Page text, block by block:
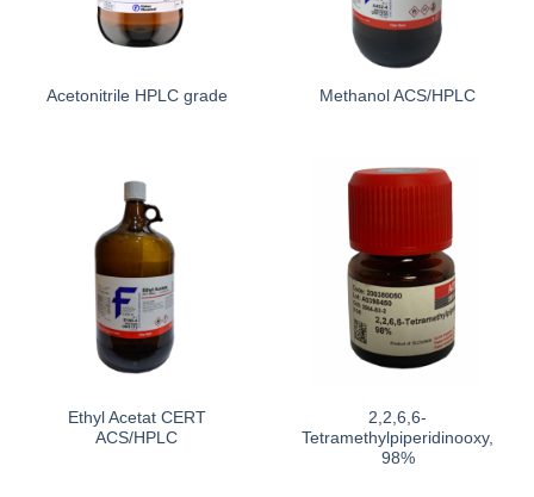
Acetonitrile HPLC grade Methanol ACS/HPLC
Ethyl Acetat CERT
ACS/HPLC
2,2,6,6-
Tetramethylpiperidinooxy,
98%